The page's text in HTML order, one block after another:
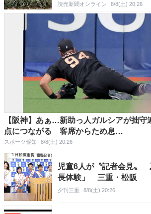
読売新聞オンライン 8/8(土) 20:26
【阪神】あぁ…新助っ人ガルシアが拙
点につながる 客席からため息…
スポーツ報知 8/8(土) 20:26
児童6人が〝記者会見〟
長体験」 三重・松阪
夕刊三重 8/8(土) 20:26